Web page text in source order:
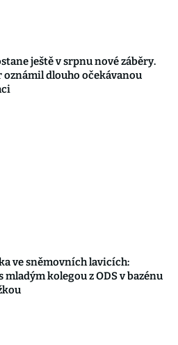
ještě v srpnu nové záběry.
oznámil dlouho očekávanou
ve sněmovních lavicích:
mladým kolegou z ODS v bazénu